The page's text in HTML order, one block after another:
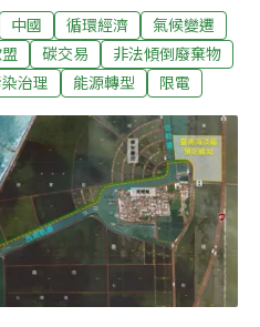
剝開樹皮還是活的」，被專
且包含這2棵在內，敦南有
關文化局列冊管理。文化局
達受保，因已達認定標準，
情節嚴重者，可依台北市樹
（自由時報報導）基隆議員
非有害物質基隆市環保局因持
年底封場的天外天掩埋場露
環保局長賴煥紘表示，底渣
質，且堆置地點是掩埋場原
善的污水收集、處理系統，
中國 循環經濟
氣候變遷
碳交易
非法傾倒廢棄物
治理 能源轉型 限電